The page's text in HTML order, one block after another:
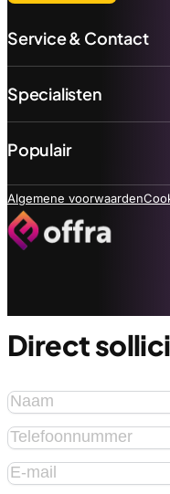
Service & Contact
Specialisten
Populair
Algemene voorwaarden
Direct